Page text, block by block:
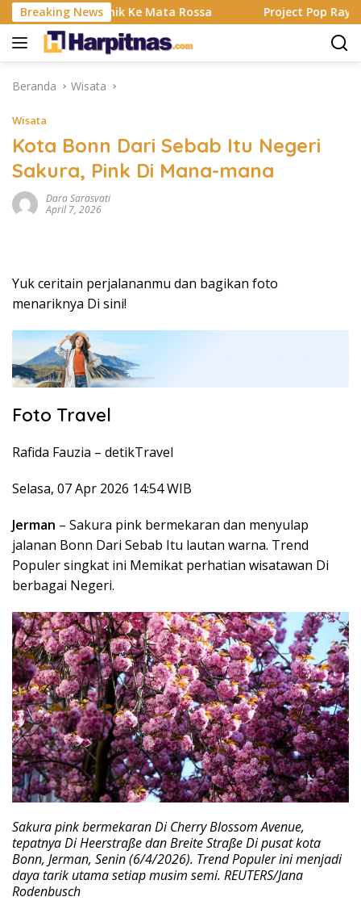
Langsung
ke
konten
Breaking NewsKe Mata Rossa Project Pop Rayakan 30
Beranda Wisata
Wisata
Kota Bonn Dari Sebab Itu Negeri
Sakura, Pink Di Mana-mana
Dara Sarasvati
April 7, 2026
Yuk ceritain perjalananmu dan bagikan foto
menariknya Di sini!
Foto Travel
Rafida Fauzia – detikTravel
Selasa, 07 Apr 2026 14:54 WIB
Jerman – Sakura pink bermekaran dan menyulap
jalanan Bonn Dari Sebab Itu lautan warna. Trend
Populer singkat ini Memikat perhatian wisatawan Di
berbagai Negeri.
Sakura pink bermekaran Di Cherry Blossom Avenue,
tepatnya Di Heerstraße dan Breite Straße Di pusat kota
Bonn, Jerman, Senin (6/4/2026). Trend Populer ini menjadi
daya tarik utama setiap musim semi. REUTERS/Jana
Rodenbusch